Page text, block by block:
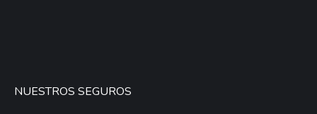
NUESTROS SEGUROS